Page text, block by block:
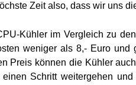
Zeit also, dass wir uns
Kühler im Vergleich zu
weniger als 8,- Euro
Preis können die Kühler
Schritt weitergehen